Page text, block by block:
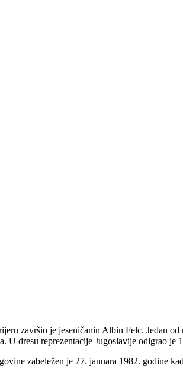
završio je jeseničanin Albin Felc. Jedan
U dresu reprezentacije Jugoslavije odigrao
zabeležen je 27. januara 1982. godine